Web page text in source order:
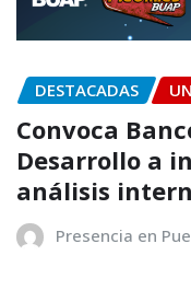
DESTACADAS
Convoca
Desarrollo a
análisis
Presencia en